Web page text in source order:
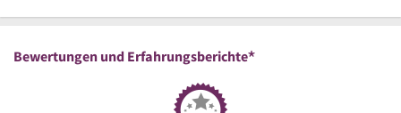
Uhr
20
bis
Uhr
Bewertungen und Erfahrungsberichte*